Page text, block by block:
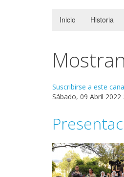
Inicio Historia
Suscribirse a este
Sábado, 09 Abril 2022